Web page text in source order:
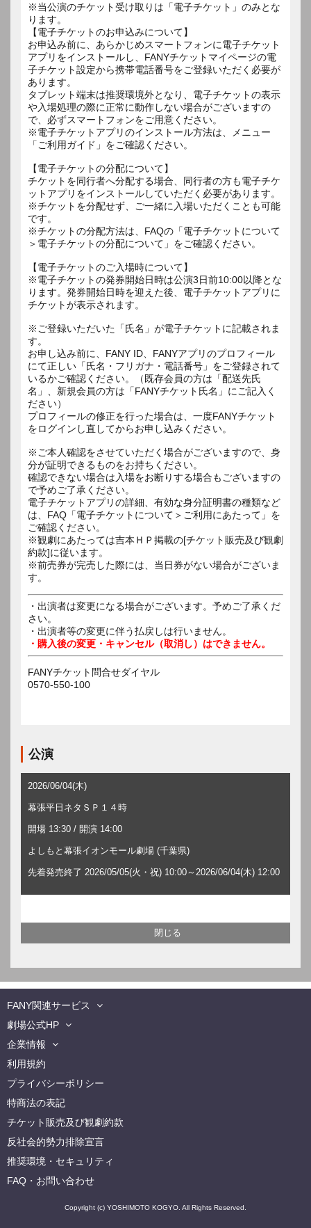
※当公演のチケット受け取りは「電子チケット」のみとな
ります。
【電子チケットのお申込みについて】
お申込み前に、あらかじめスマートフォンに電子チケット
アプリをインストールし、FANYチケットマイページの電
子チケット設定から携帯電話番号をご登録いただく必要が
あります。
タブレット端末は推奨環境外となり、電子チケットの表示
や入場処理の際に正常に動作しない場合がございますの
で、必ずスマートフォンをご用意ください。
※電子チケットアプリのインストール方法は、メニュー
「ご利用ガイド」をご確認ください。
【電子チケットの分配について】
チケットを同行者へ分配する場合、同行者の方も電子チケ
ットアプリをインストールしていただく必要があります。
※チケットを分配せず、ご一緒に入場いただくことも可能
です。
※チケットの分配方法は、FAQの「電子チケットについて
＞電子チケットの分配について」をご確認ください。
【電子チケットのご入場時について】
※電子チケットの発券開始日時は公演3日前10:00以降とな
ります。発券開始日時を迎えた後、電子チケットアプリに
チケットが表示されます。
※ご登録いただいた「氏名」が電子チケットに記載されま
す。
お申し込み前に、FANY ID、FANYアプリのプロフィール
にて正しい「氏名・フリガナ・電話番号」をご登録されて
いるかご確認ください。（既存会員の方は「配送先氏
名」、新規会員の方は「FANYチケット氏名」にご記入く
ださい）
プロフィールの修正を行った場合は、一度FANYチケット
をログインし直してからお申し込みください。
※ご本人確認をさせていただく場合がございますので、身
分が証明できるものをお持ちください。
確認できない場合は入場をお断りする場合もございますの
で予めご了承ください。
電子チケットアプリの詳細、有効な身分証明書の種類など
は、FAQ「電子チケットについて＞ご利用にあたって」を
ご確認ください。
※観劇にあたっては吉本ＨＰ掲載の[チケット販売及び観劇
約款]に従います。
※前売券が完売した際には、当日券がない場合がございま
す。
・出演者は変更になる場合がございます。予めご了承くだ
さい。
・出演者等の変更に伴う払戻しは行いません。
・購入後の変更・キャンセル（取消し）はできません。
FANYチケット問合せダイヤル
0570-550-100
公演
2026/06/04(木)
幕張平日ネタＳＰ１４時
開場 13:30 / 開演 14:00
よしもと幕張イオンモール劇場 (千葉県)
先着発売終了 2026/05/05(火・祝) 10:00～2026/06/04(木) 12:00
FANY関連サービス
劇場公式HP
企業情報
利用規約
プライバシーポリシー
特商法の表記
チケット販売及び観劇約款
反社会的勢力排除宣言
推奨環境・セキュリティ
FAQ・お問い合わせ
Copyright (c) YOSHIMOTO KOGYO. All Rights Reserved.